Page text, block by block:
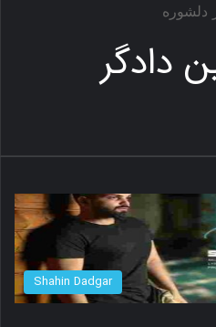
دلشوره
دادگر
Shahin Dadgar